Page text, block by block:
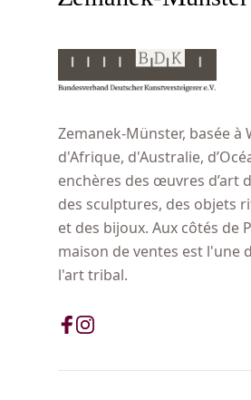
Zemanek-Münster, basée à
d'Afrique, d'Australie,
enchères des œuvres d’art
des sculptures, des objets
et des bijoux. Aux côtés de
maison de ventes est l'une
l'art tribal.